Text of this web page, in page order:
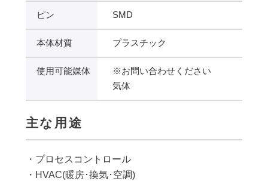
ピン SMD
本体材質 プラスチック
使用可能媒体
※お問い合わせください
気体
主な用途
・プロセスコントロール
・HVAC(暖房･換気･空調)